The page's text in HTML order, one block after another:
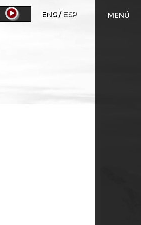
ENG ESP MENÚ